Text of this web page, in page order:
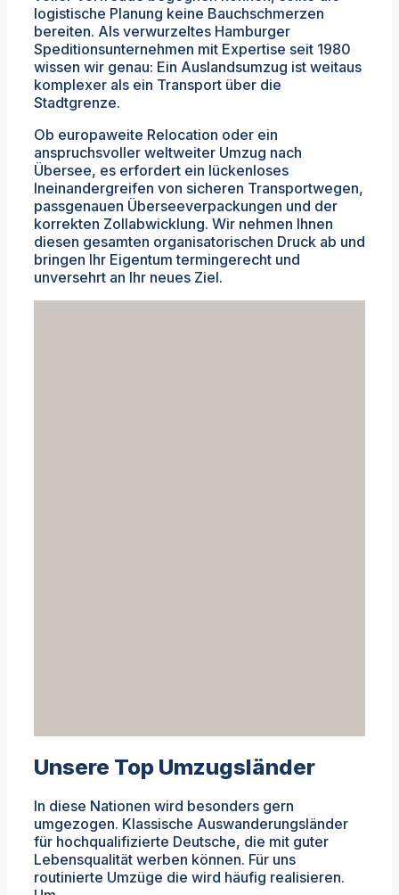
logistische Planung keine Bauchschmerzen
bereiten. Als verwurzeltes Hamburger
Speditionsunternehmen mit Expertise seit 1980
wissen wir genau: Ein Auslandsumzug ist weitaus
komplexer als ein Transport über die
Stadtgrenze.
Ob europaweite Relocation oder ein
anspruchsvoller weltweiter Umzug nach
Übersee, es erfordert ein lückenloses
Ineinandergreifen von sicheren Transportwegen,
passgenauen Überseeverpackungen und der
korrekten Zollabwicklung. Wir nehmen Ihnen
diesen gesamten organisatorischen Druck ab und
bringen Ihr Eigentum termingerecht und
unversehrt an Ihr neues Ziel.
Unsere Top Umzugsländer
In diese Nationen wird besonders gern
umgezogen. Klassische Auswanderungsländer
für hochqualifizierte Deutsche, die mit guter
Lebensqualität werben können. Für uns
routinierte Umzüge die wird häufig realisieren.